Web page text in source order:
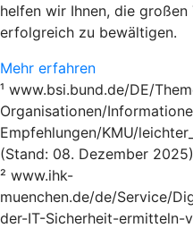
helfen wir Ihnen, die großen
erfolgreich zu bewältigen.
Mehr erfahren
¹ www.bsi.bund.de/DE/
Organisationen/
Empfehlungen/KMU/
(Stand: 08. Dezember 2025)
² www.ihk-
muenchen.de/de/Service/
der-IT-Sicherheit-ermitteln-